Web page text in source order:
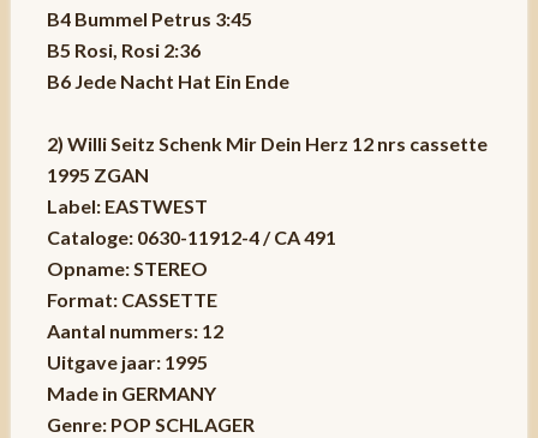
B4 Bummel Petrus 3:45
B5 Rosi, Rosi 2:36
B6 Jede Nacht Hat Ein Ende
2) Willi Seitz Schenk Mir Dein Herz 12 nrs cassette
1995 ZGAN
Label: EASTWEST
Cataloge: 0630-11912-4 / CA 491
Opname: STEREO
Format: CASSETTE
Aantal nummers: 12
Uitgave jaar: 1995
Made in GERMANY
Genre: POP SCHLAGER